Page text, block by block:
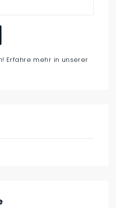
Erfahre mehr in unserer